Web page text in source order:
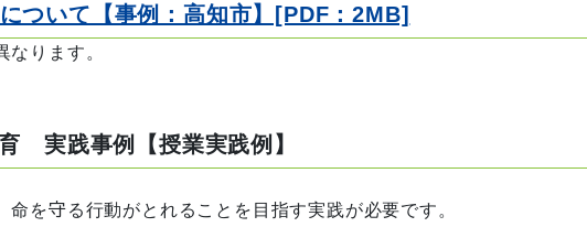
ついて【事例：高知市】[PDF：2MB]
ります。
実践事例【授業実践例】
を守る行動がとれることを目指す実践が必要です。